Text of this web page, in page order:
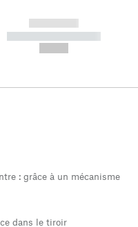
------------
----------- -----------
: grâce à un mécanisme
dans le tiroir